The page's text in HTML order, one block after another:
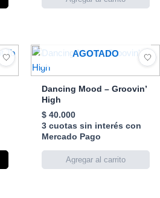
AGOTADO
Dancing Mood – Groovin’
High
$40.000
3 cuotas sin interés con
Mercado Pago